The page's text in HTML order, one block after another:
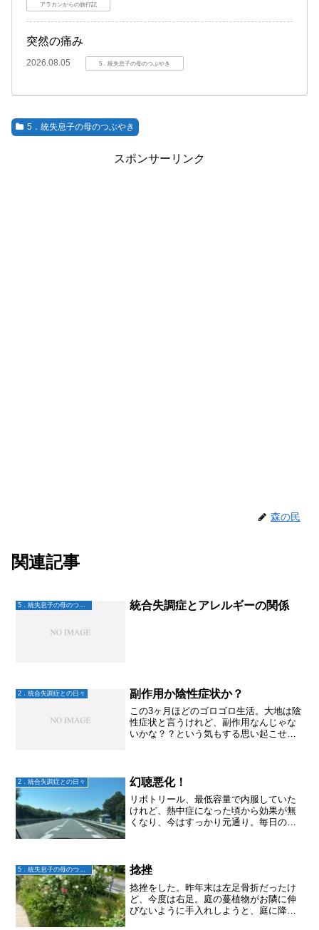
アラカンからの旅行記
突然の痛み
2026.08.05 5．統失息子の母のつぶやき
5．統失息子の母のつぶやき
スポンサーリンク
森の民
関連記事
5．統失息子の母のつぶやき 統合失調症とアレルギーの関係
2．統合失調症との日々 副作用か陰性症状か？
この3ヶ月ほどのゴロゴロ生活。大地は陰
性症状と言うけれど、副作用なんじゃな
いかな？？という気もする思い起こせば
の低下が気になる大地は...
2．統合失調症との日々 幻聴悪化！
リボトリール、最低容量で内服していた
けれど、熱中症になった頃から効果が無
くなり、今はすっかり元通り。毎日のう
感出来た(効果はリボトリ...
5．統失息子の母のつぶやき 捻挫
捻挫をした。昨年末は左足骨折だったけ
ど、今度は右足。庭の蔓植物がお隣に伸
びないように手入れしようと、庭に降り